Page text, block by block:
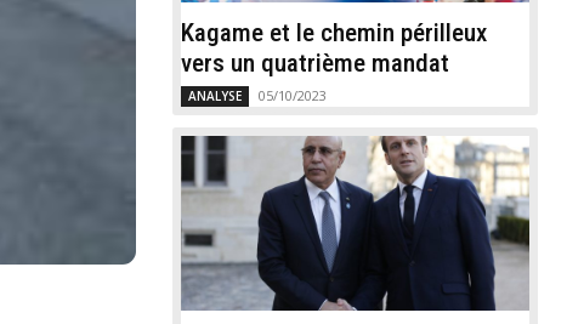
Kagame et le chemin périlleux
vers un quatrième mandat
ANALYSE 05/10/2023